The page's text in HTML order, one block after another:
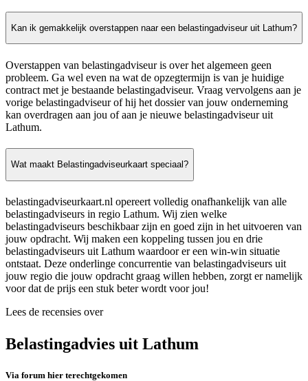
Kan ik gemakkelijk overstappen naar een belastingadviseur uit Lathum?
Overstappen van belastingadviseur is over het algemeen geen
probleem. Ga wel even na wat de opzegtermijn is van je huidige
contract met je bestaande belastingadviseur. Vraag vervolgens aan je
vorige belastingadviseur of hij het dossier van jouw onderneming
kan overdragen aan jou of aan je nieuwe belastingadviseur uit
Lathum.
Wat maakt Belastingadviseurkaart speciaal?
belastingadviseurkaart.nl opereert volledig onafhankelijk van alle
belastingadviseurs in regio Lathum. Wij zien welke
belastingadviseurs beschikbaar zijn en goed zijn in het uitvoeren van
jouw opdracht. Wij maken een koppeling tussen jou en drie
belastingadviseurs uit Lathum waardoor er een win-win situatie
ontstaat. Deze onderlinge concurrentie van belastingadviseurs uit
jouw regio die jouw opdracht graag willen hebben, zorgt er namelijk
voor dat de prijs een stuk beter wordt voor jou!
Lees de recensies over
Belastingadvies uit Lathum
Via forum hier terechtgekomen